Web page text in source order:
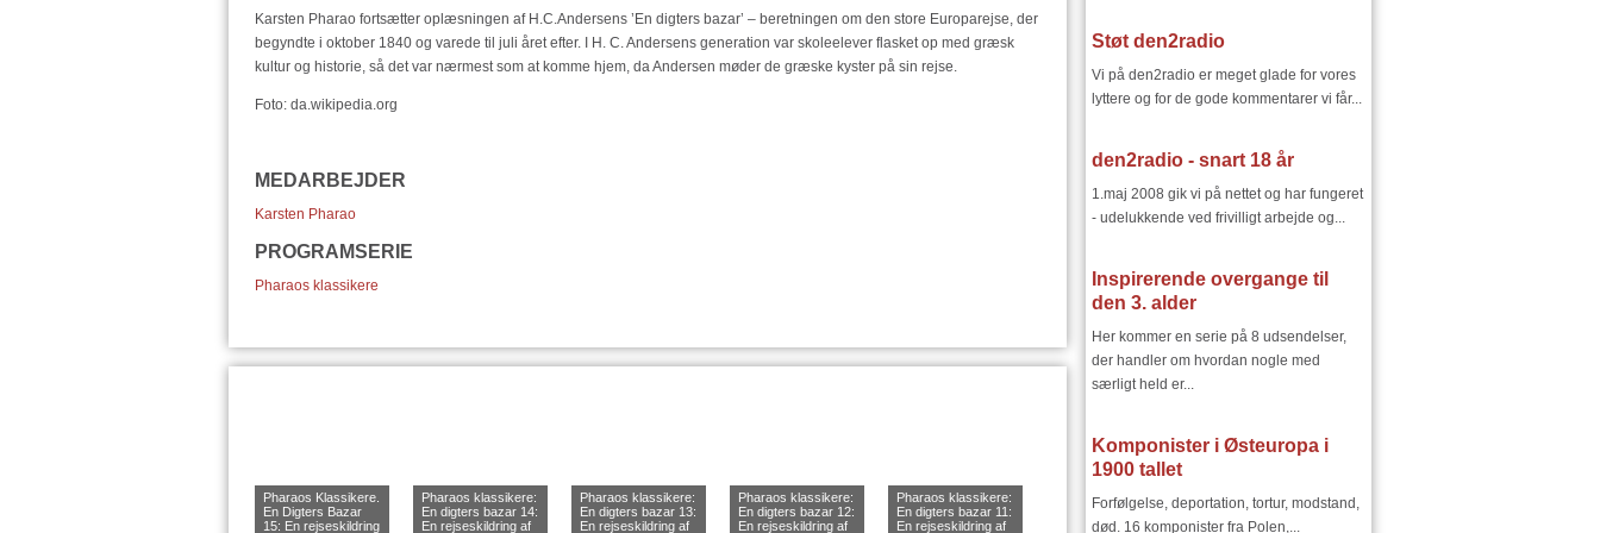
Karsten Pharao fortsætter oplæsningen af H.C.Andersens ’En digters bazar’ – beretningen om den store Europarejse, der
begyndte i oktober 1840 og varede til juli året efter. I H. C. Andersens generation var skoleelever flasket op med græsk
kultur og historie, så det var nærmest som at komme hjem, da Andersen møder de græske kyster på sin rejse.
Foto: da.wikipedia.org
MEDARBEJDER
Karsten Pharao
PROGRAMSERIE
Pharaos klassikere
Pharaos Klassikere.
En Digters Bazar
15: En rejseskildring
Pharaos klassikere:
En digters bazar 14:
En rejseskildring af
Pharaos klassikere:
En digters bazar 13:
En rejseskildring af
Pharaos klassikere:
En digters bazar 12:
En rejseskildring af
Pharaos klassikere:
En digters bazar 11:
En rejseskildring af
Støt den2radio
Vi på den2radio er meget glade for vores
lyttere og for de gode kommentarer vi får...
den2radio - snart 18 år
1.maj 2008 gik vi på nettet og har fungeret
- udelukkende ved frivilligt arbejde og...
Inspirerende overgange til
den 3. alder
Her kommer en serie på 8 udsendelser,
der handler om hvordan nogle med
særligt held er...
Komponister i Østeuropa i
1900 tallet
Forfølgelse, deportation, tortur, modstand,
død. 16 komponister fra Polen,...